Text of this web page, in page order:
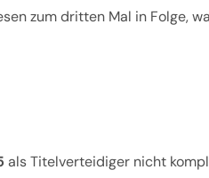
zum dritten Mal in Folge,
als Titelverteidiger nicht